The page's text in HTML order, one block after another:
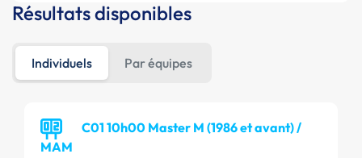
Résultats disponibles
Individuels Par équipes
C01 10h00 Master M (1986 et avant) /
MAM